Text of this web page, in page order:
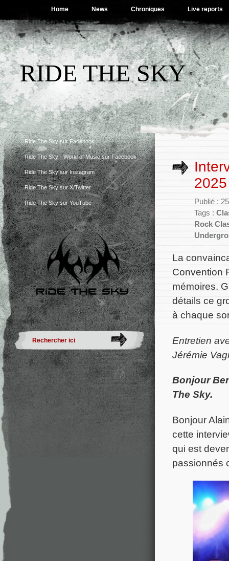
Home News Chroniques Live reports
RIDE THE SKY
Ride The Sky sur Facebook
Ride The Sky - World of Music sur Facebook
Ride The Sky sur Instagram
Ride The Sky sur X/Twitter
Ride The Sky sur YouTube
2025
Publié :
Tags :
Rock
La
Convention
mémoires.
détails ce
à chaque
Entretien
Jérémie
Bonjour
The Sky.
Bonjour
cette
qui est
passionnés